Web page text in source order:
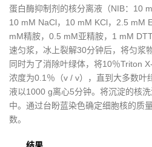
蛋白酶抑制剂的核分离液（NIB：10
10 mM NaCl，10 mM KCl，2.5 mM
mM精胺，0.5 mM亚精胺，1 mM
速匀浆，冰上裂解30分钟后，将匀浆
同时为了消除叶绿体，将10％Triton
浓度为0.1％（v / v），直到大多数叶
液以1000 g离心5分钟。将沉淀的核
中。通过台盼蓝染色确定细胞核的质
数。